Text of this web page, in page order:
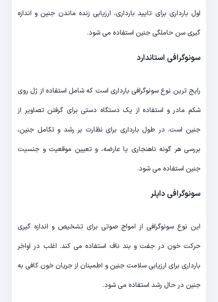
اول بارداری برای تایید بارداری، ارزیابی زنده ماندن جنین و اندازه
گیری سن حاملگی جنین استفاده می شود.
سونوگرافی استاندارد
رایج ترین نوع سونوگرافی بارداری است که شامل استفاده از ژل روی
شکم مادر و استفاده از یک دستگاه دستی برای گرفتن تصاویر از
جنین است. در طول بارداری برای نظارت بر رشد و تکامل جنین،
بررسی هر گونه ناهنجاری یا عارضه، و تعیین موقعیت و جنسیت
جنین استفاده می شود.
سونوگرافی داپلر
این نوع سونوگرافی از امواج صوتی برای تشخیص و اندازه گیری
حرکت خون در جفت و بند ناف استفاده می کند. اغلب در اواخر
بارداری برای ارزیابی سلامت جنین و اطمینان از جریان خون کافی به
جنین در حال رشد استفاده می شود.